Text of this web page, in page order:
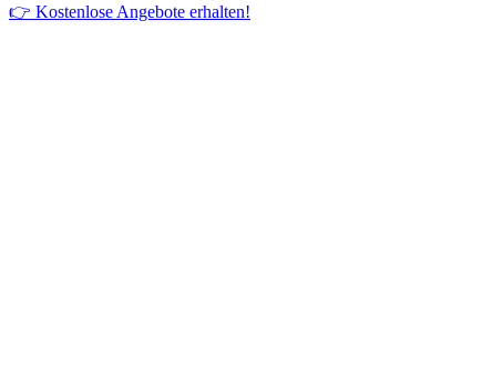
👉 Kostenlose Angebote erhalten!